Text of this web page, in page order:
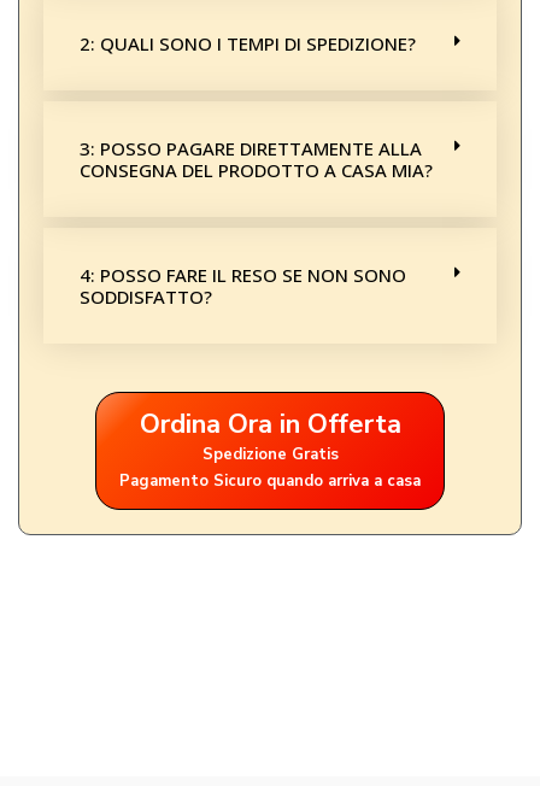
2: QUALI SONO I TEMPI DI SPEDIZIONE?
3: POSSO PAGARE DIRETTAMENTE ALLA
CONSEGNA DEL PRODOTTO A CASA MIA?
4: POSSO FARE IL RESO SE NON SONO
SODDISFATTO?
Ordina Ora in Offerta
Spedizione Gratis
Pagamento Sicuro quando arriva a casa